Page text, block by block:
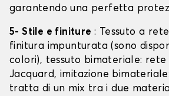
garantendo una perfetta
5- Stile e finiture : Tessuto a
finitura impunturata (sono
colori), tessuto bimateriale:
Jacquard, imitazione
tratta di un mix tra i due